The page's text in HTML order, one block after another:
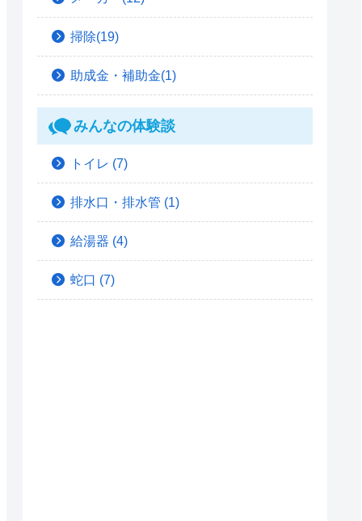
掃除(19)
助成金・補助金(1)
みんなの体験談
トイレ (7)
排水口・排水管 (1)
給湯器 (4)
蛇口 (7)